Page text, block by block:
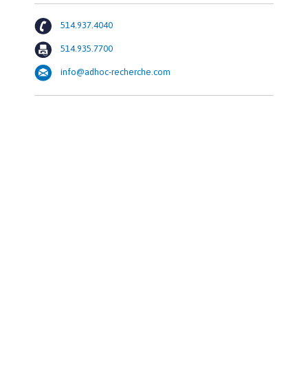
514.937.4040
514.935.7700
info@adhoc-recherche.com